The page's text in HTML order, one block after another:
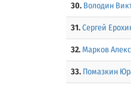
30. Володин
31. Сергей
32. Марков
33. Помазкин